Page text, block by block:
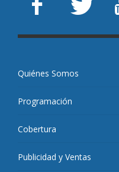
Quiénes Somos
Programación
Cobertura
Publicidad y Ventas